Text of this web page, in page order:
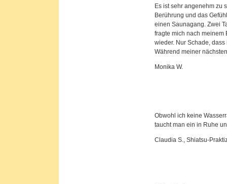
Es ist sehr angenehm zu
Berührung und das
einen Saunagang. Zwei
fragte mich nach meinem
wieder. Nur Schade,
Während meiner
Monika W.
Obwohl ich keine
taucht man ein in Ruhe
Claudia S., Shiatsu-